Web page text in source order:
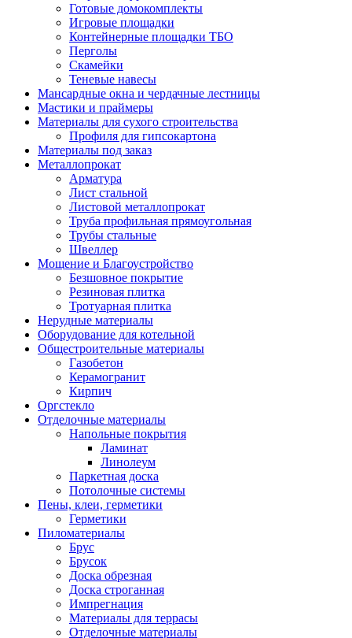
Готовые домокомплекты
Игровые площадки
Контейнерные площадки ТБО
Перголы
Скамейки
Теневые навесы
Мансардные окна и чердачные лестницы
Мастики и праймеры
Материалы для сухого строительства
Профиля для гипсокартона
Материалы под заказ
Металлопрокат
Арматура
Лист стальной
Листовой металлопрокат
Труба профильная прямоугольная
Трубы стальные
Швеллер
Мощение и Благоустройство
Безшовное покрытие
Резиновая плитка
Тротуарная плитка
Нерудные материалы
Оборудование для котельной
Общестроительные материалы
Газобетон
Керамогранит
Кирпич
Оргстекло
Отделочные материалы
Напольные покрытия
Ламинат
Линолеум
Паркетная доска
Потолочные системы
Пены, клеи, герметики
Герметики
Пиломатериалы
Брус
Брусок
Доска обрезная
Доска строганная
Импрегнация
Материалы для террасы
Отделочные материалы